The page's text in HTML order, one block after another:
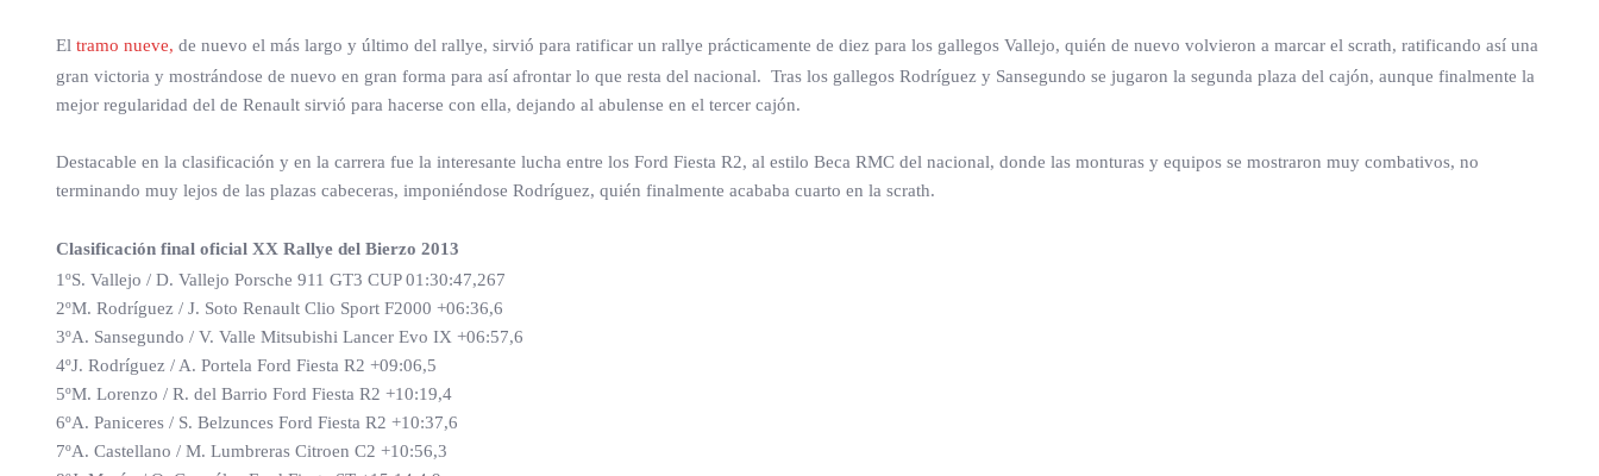
El tramo nueve, de nuevo el más largo y último del rallye, sirvió para ratificar un rallye prácticamente de diez para los gallegos Vallejo, quién de nuevo volvieron a marcar el scrath, ratificando así una
gran victoria y mostrándose de nuevo en gran forma para así afrontar lo que resta del nacional. Tras los gallegos Rodríguez y Sansegundo se jugaron la segunda plaza del cajón, aunque finalmente la
mejor regularidad del de Renault sirvió para hacerse con ella, dejando al abulense en el tercer cajón.
Destacable en la clasificación y en la carrera fue la interesante lucha entre los Ford Fiesta R2, al estilo Beca RMC del nacional, donde las monturas y equipos se mostraron muy combativos, no
terminando muy lejos de las plazas cabeceras, imponiéndose Rodríguez, quién finalmente acababa cuarto en la scrath.
Clasificación final oficial XX Rallye del Bierzo 2013
1ºS. Vallejo / D. Vallejo Porsche 911 GT3 CUP 01:30:47,267
2ºM. Rodríguez / J. Soto Renault Clio Sport F2000 +06:36,6
3ºA. Sansegundo / V. Valle Mitsubishi Lancer Evo IX +06:57,6
4ºJ. Rodríguez / A. Portela Ford Fiesta R2 +09:06,5
5ºM. Lorenzo / R. del Barrio Ford Fiesta R2 +10:19,4
6ºA. Paniceres / S. Belzunces Ford Fiesta R2 +10:37,6
7ºA. Castellano / M. Lumbreras Citroen C2 +10:56,3